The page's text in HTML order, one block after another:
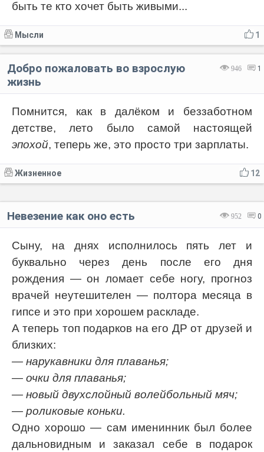
быть те кто хочет быть живыми...
1
Мысли
946 1
Добро пожаловать во взрослую
жизнь
Помнится, как в далёком и беззаботном
детстве, лето было самой настоящей
эпохой, теперь же, это просто три зарплаты.
12
Жизненное
952 0
Невезение как оно есть
Сыну, на днях исполнилось пять лет и
буквально через день после его дня
рождения — он ломает себе ногу, прогноз
врачей неутешителен — полтора месяца в
гипсе и это при хорошем раскладе.
А теперь топ подарков на его ДР от друзей и
близких:
— нарукавники для плаванья;
— очки для плаванья;
— новый двухслойный волейбольный мяч;
— роликовые коньки.
Одно хорошо — сам именинник был более
дальновидным и заказал себе в подарок